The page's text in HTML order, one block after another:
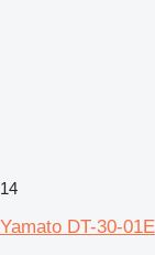
14
Yamato DT-30-01E